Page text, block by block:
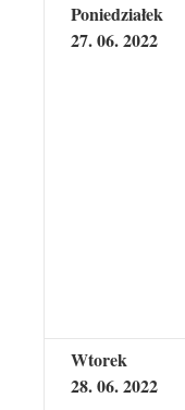
Poniedziałek
27. 06. 2022
Wtorek
28. 06. 2022